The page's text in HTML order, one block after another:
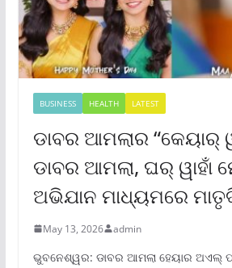
BUSINESS HEALTH LATEST
ଡାବର ଆମଲାର “କେୟାର୍
ଡାବର ଆମଲା, ଘର୍ ୱାହାଁ
ଅଭିଯାନ ମାଧ୍ୟମରେ
May 13, 2026 admin
ଭୁବନେଶ୍ୱର: ଡାବର ଆମଲା ହେୟାର ଅଏଲ୍